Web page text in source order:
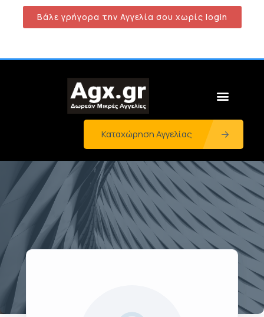
Βάλε γρήγορα την Αγγελία σου χωρίς login
Καταχώρηση Αγγελίας